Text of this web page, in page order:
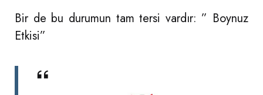
Bir de bu durumun tam tersi vardır: ” Boynuz
Etkisi”